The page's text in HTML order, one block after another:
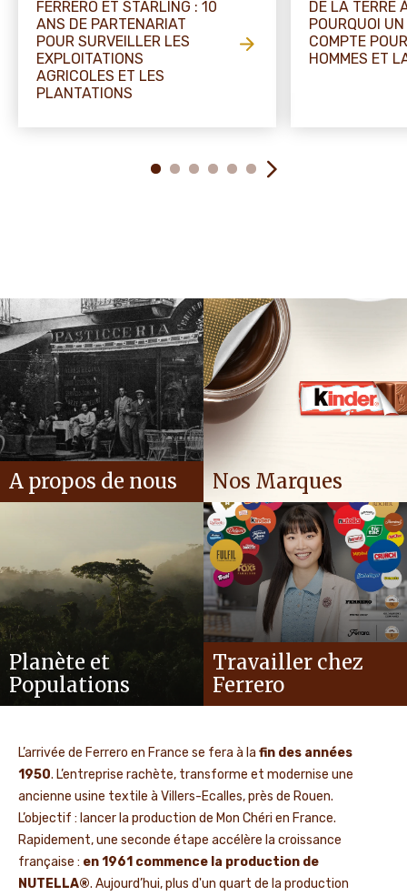
FERRERO ET STARLING : 10
ANS DE PARTENARIAT
POUR SURVEILLER LES
EXPLOITATIONS
AGRICOLES ET LES
PLANTATIONS
DE LA TERRE
POURQUOI
COMPTE
HOMMES ET
A propos de nous Nos Marques
Planète et
Populations
Travailler chez
Ferrero
L’arrivée de Ferrero en France se fera à la fin des années
1950. L’entreprise rachète, transforme et modernise une
ancienne usine textile à Villers-Ecalles, près de Rouen.
L’objectif : lancer la production de Mon Chéri en France.
Rapidement, une seconde étape accélère la croissance
française : en 1961 commence la production de
NUTELLA®. Aujourd’hui, plus d'un quart de la production